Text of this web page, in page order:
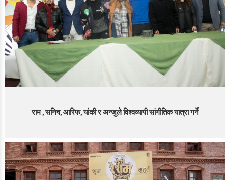
राम , सनिष, आरिफ, यांकी र अन्जुले विश्वव्यापी सांगीतिक यात्रा गर्ने